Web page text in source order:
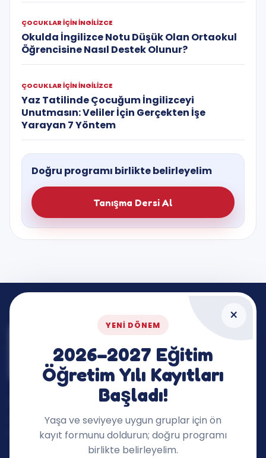
ÇOCUKLAR IÇIN İNGILIZCE
Okulda İngilizce Notu Düşük Olan Ortaokul
Öğrencisine Nasıl Destek Olunur?
ÇOCUKLAR IÇIN İNGILIZCE
Yaz Tatilinde Çocuğum İngilizceyi
Unutmasın: Veliler İçin Gerçekten İşe
Yarayan 7 Yöntem
Doğru programı birlikte belirleyelim
Tanışma Dersi Al
×
YENI DÖNEM
2026–2027 Eğitim
Öğretim Yılı Kayıtları
Başladı!
Yaşa ve seviyeye uygun gruplar için ön
kayıt formunu doldurun; doğru programı
birlikte belirleyelim.
İngilizceyi dersin dışına taşıyan, çocukların
merakını ve konuşma cesaretini destekleyen
öğrenme ekosistemi.